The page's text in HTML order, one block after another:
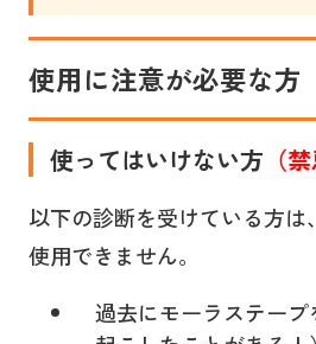
使用に注意が必要な方
使ってはいけない方 （
以下の診断を受けている方は
使用できません。
過去にモーラステー